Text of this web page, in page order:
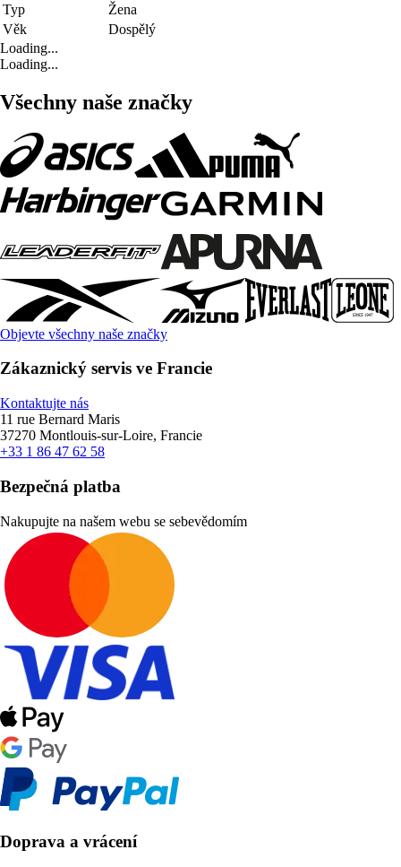
Typ
Žena
Věk
Dospělý
Loading...
Loading...
Všechny naše značky
Objevte všechny naše značky
Zákaznický servis ve Francie
Kontaktujte nás
11 rue Bernard Maris
37270 Montlouis-sur-Loire, Francie
+33 1 86 47 62 58
Bezpečná platba
Nakupujte na našem webu se sebevědomím
Doprava a vrácení